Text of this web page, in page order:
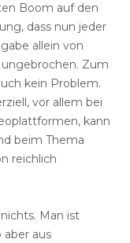
Boom auf den
dass nun jeder
allein von
Zum
kein Problem.
vor allem bei
kann
beim Thema
reichlich
Man ist
aber aus